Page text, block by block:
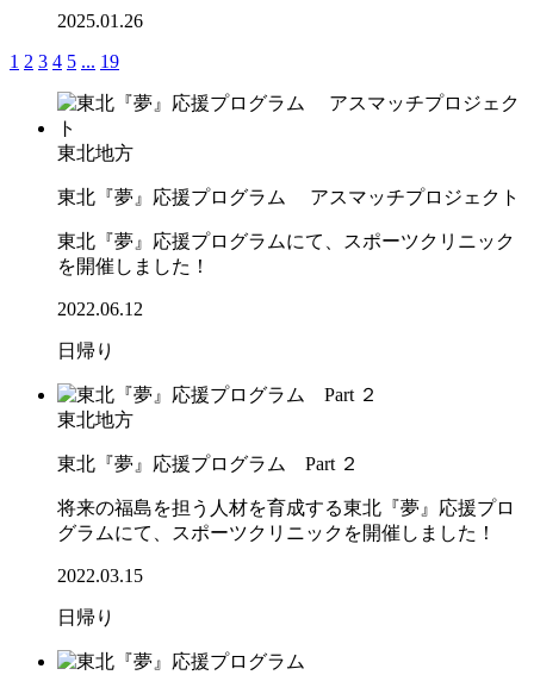
2025.01.26
1 2 3 4 5 ... 19
東北地方
東北『夢』応援プログラム アスマッチプロジェクト
東北『夢』応援プログラムにて、スポーツクリニック
を開催しました！
2022.06.12
日帰り
東北地方
東北『夢』応援プログラム Part ２
将来の福島を担う人材を育成する東北『夢』応援プロ
グラムにて、スポーツクリニックを開催しました！
2022.03.15
日帰り